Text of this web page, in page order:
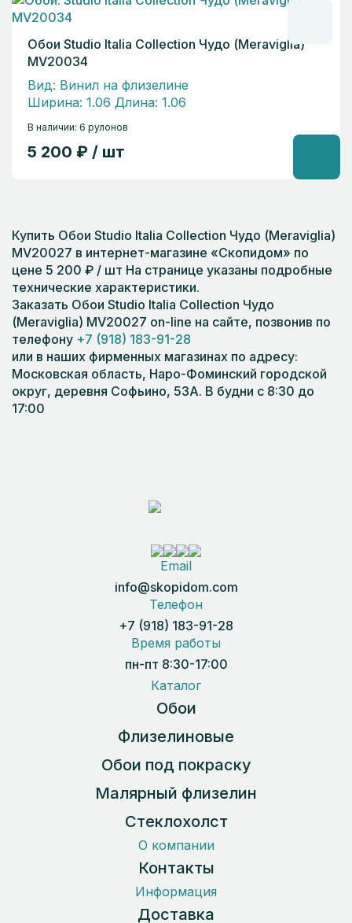
Обои Studio Italia Collection Чудо (Meraviglia)
MV20034
Вид: Винил на флизелине
Ширина: 1.06 Длина: 1.06
В наличии: 6 рулонов
5 200 ₽ / шт
Купить Обои Studio Italia Collection Чудо (Meraviglia)
MV20027 в интернет-магазине «Скопидом» по
цене 5 200 ₽ / шт На странице указаны подробные
технические характеристики.
Заказать Обои Studio Italia Collection Чудо
(Meraviglia) MV20027 on-line на сайте, позвонив по
телефону +7 (918) 183-91-28
или в наших фирменных магазинах по адресу:
Московская область, Наро-Фоминский городской
округ, деревня Софьино, 53А. В будни с 8:30 до
17:00
Email
info@skopidom.com
Телефон
+7 (918) 183-91-28
Время работы
пн-пт 8:30-17:00
Каталог
Обои
Флизелиновые
Обои под покраску
Малярный флизелин
Стеклохолст
О компании
Контакты
Информация
Доставка